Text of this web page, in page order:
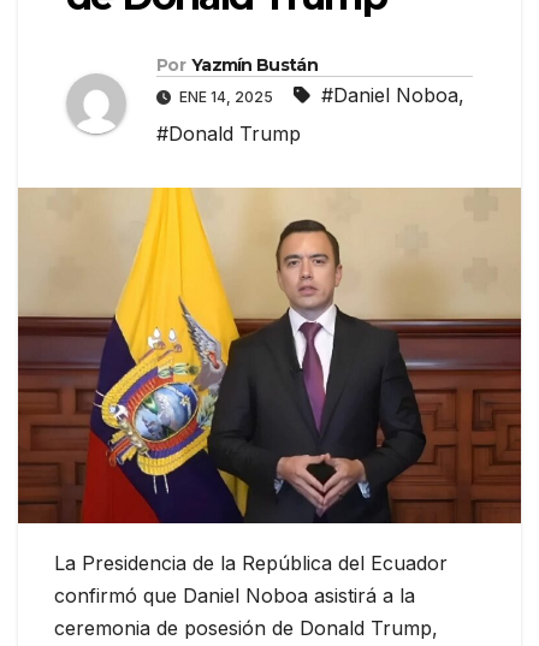
Por Yazmín Bustán
ENE 14, 2025 #Daniel Noboa,
#Donald Trump
La Presidencia de la República del Ecuador
confirmó que Daniel Noboa asistirá a la
ceremonia de posesión de Donald Trump,